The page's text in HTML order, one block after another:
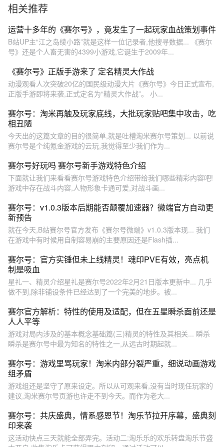
相关推荐
运营十多年的《赛尔号》，竟发生了一起玩家血战策划事件
B站UP主“江之岛绫小路”就是这样一位记录者,他搜寻数据... 《赛尔
号》还是个人畜无害的4399小游戏,它诞生于2009年...
《赛尔号》正版手游来了 定名精灵大作战
动漫观看人次突破20亿的国民级动漫大片《赛尔号》今日正式宣布,
正版手游即将来袭,正式定名为“精灵大作战”。 小...
赛尔号：淘米再触及玩家底线，大批玩家贴吧集中攻击，吃
相丑陋
今天出的这篇文章的目的很简单,就是吐槽淘米赛尔号策划... 以前说
赛尔号是个纯氪金游戏的云玩,我觉得至少我们作为...
赛尔号好玩吗 赛尔号新手游戏特色介绍
下面就让我们来看看赛尔号游戏特色介绍带给我们哪些精彩内容吧!
游戏中存在战斗内容,人物形象卡通可爱,对战斗画...
赛尔号：v1.0.3版本后期能否颠覆加速器？微端官方自动更
新预告
就在今天,B站赛尔号官方发布《赛尔号微端》v1.0.3版本现... 我们
在游戏中有时候用自制容易崩的主要原因还是Flash插...
赛尔号：官方实锤但未上线精灵！魂印PVE有效，亮点机
制是吸血
星礼一、精灵介绍星礼是赛尔号2022年2月21日版本更新中... 几乎
做不到,除非铺设条件已经达到了一个完美的地步。被...
赛尔官方解析：特性的使用及适配，但在五星瞬杀面前还是
人人平等
游戏对局内涉及的基本概念基础篇(三)精灵的特性及其相关... 瞬杀
瞬杀是赛尔号中最为知名的特性之一,从远古时期起就...
赛尔号：游戏里骂玩家！淘米内部分裂严重，细说动画游戏
组矛盾
游戏组还是坚守了原来设定。所以从可观来看,没有当时现任玩家的
建议,淘米赛尔号页游也许走不到今天。而作为老大...
赛尔号：共庆盛典，情系感恩节！淘乐节拉开序幕，盛典刻
印来袭
这活动快点三天就能全部弄完。活动二:淘乐乐的欢乐转盘淘乐节盛